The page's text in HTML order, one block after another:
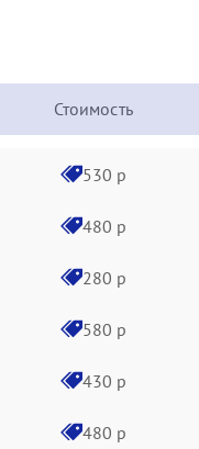
Стоимость
530 р
480 р
280 р
580 р
430 р
480 р